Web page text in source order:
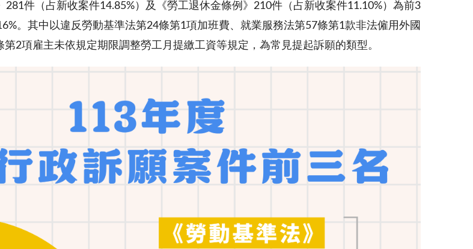
281件（占新收案件14.85%）及《勞工退休金條例》210件（占新收案件11.10%）為前3
。其中以違反勞動基準法第24條第1項加班費、就業服務法第57條第1款非法僱用外國
2項雇主未依規定期限調整勞工月提繳工資等規定，為常見提起訴願的類型。